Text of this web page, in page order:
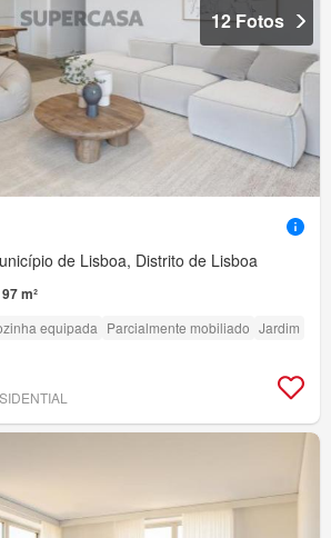
12 Fotos
de Lisboa, Distrito de Lisboa
97 m²
equipada Parcialmente mobiliado Jardim